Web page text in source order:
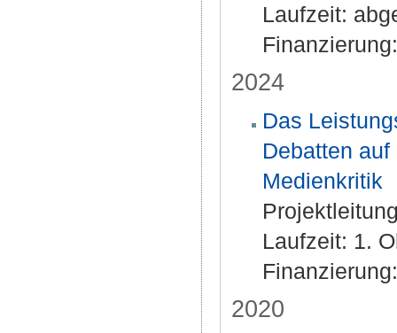
Laufzeit:
2024
Das
Debatten
Medienkritik
Laufzeit: 1.
2020